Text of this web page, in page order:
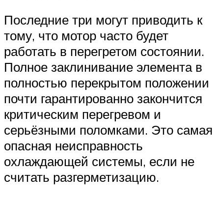
Последние три могут приводить к
тому, что мотор часто будет
работать в перегретом состоянии.
Полное заклинивание элемента в
полностью перекрытом положении
почти гарантированно закончится
критическим перегревом и
серьёзными поломками. Это самая
опасная неисправность
охлаждающей системы, если не
считать разгерметизацию.